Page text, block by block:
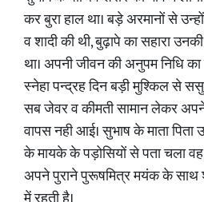
कर बुरा हाल था। बड़े अरमानों से
व शादी की थी, बुढ़ापे का सहारा
था। अपनी जीवन की अनुपम निधि
स्नेहा पन्द्रह दिन बड़ी मुश्किल से
सब जेवर व कीमती सामान लेकर
वापस नही आई। सुभाष के माता
के मायके के पड़ोसियों से पता चला
अपने पुराने पुरूषमित्र मयंक के साथ